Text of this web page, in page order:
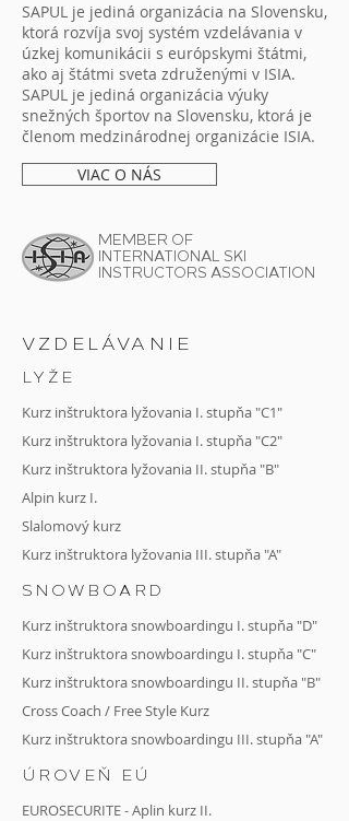
SAPUL je jediná organizácia na Slovensku,
ktorá rozvíja svoj systém vzdelávania v
úzkej komunikácii s európskymi štátmi,
ako aj štátmi sveta združenými v ISIA.
SAPUL je jediná organizácia výuky
snežných športov na Slovensku, ktorá je
členom medzinárodnej organizácie ISIA.
VIAC O NÁS
MEMBER OF
INTERNATIONAL SKI
INSTRUCTORS ASSOCIATION
VZDELÁVANIE
LYŽE
Kurz inštruktora lyžovania I. stupňa "C1"
Kurz inštruktora lyžovania I. stupňa "C2"
Kurz inštruktora lyžovania II. stupňa "B"
Alpin kurz I.
Slalomový kurz
Kurz inštruktora lyžovania III. stupňa "A"
SNOWBOARD
Kurz inštruktora snowboardingu I. stupňa "D"
Kurz inštruktora snowboardingu I. stupňa "C"
Kurz inštruktora snowboardingu II. stupňa "B"
Cross Coach / Free Style Kurz
Kurz inštruktora snowboardingu III. stupňa "A"
ÚROVEŇ EÚ
EUROSECURITE - Aplin kurz II.